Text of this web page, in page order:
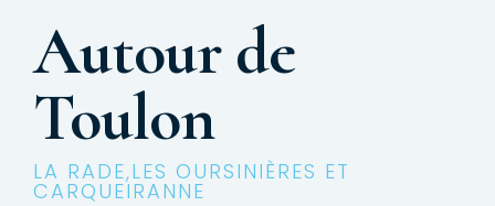
Autour de
Toulon
LA RADE,LES OURSINIÈRES ET
CARQUEIRANNE